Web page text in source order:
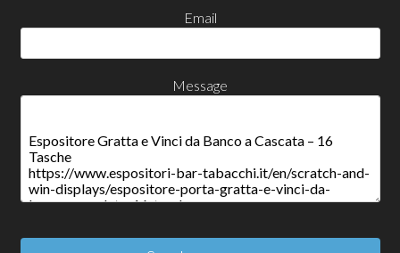
Email
Message